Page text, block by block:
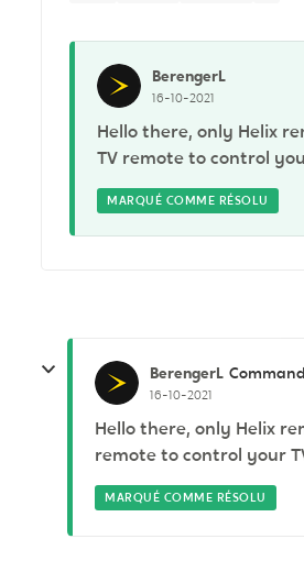
BerengerL
16-10-2021
Hello there, only Helix
TV remote to control
MARQUÉ COMME RÉSOLU
BerengerL
16-10-2021
Hello there, only Helix
remote to control your
MARQUÉ COMME RÉSOLU